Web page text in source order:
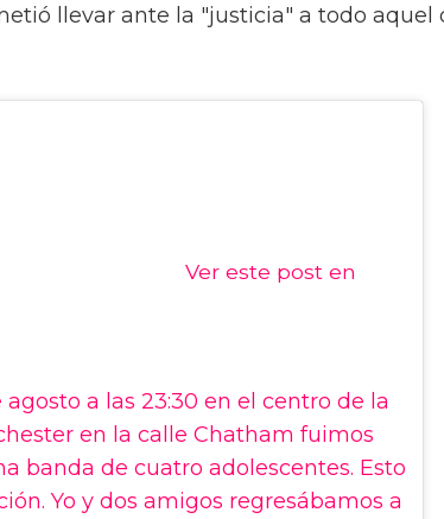
llevar ante la "justicia" a todo aquel
Ver este post en
agosto a las 23:30 en el centro de la
en la calle Chatham fuimos
banda de cuatro adolescentes. Esto
Yo y dos amigos regresábamos a